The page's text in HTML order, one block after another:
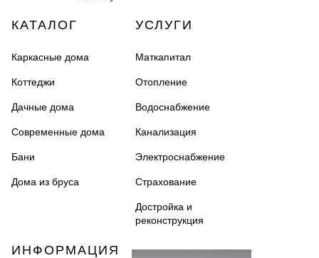
КАТАЛОГ
Каркасные дома
Коттеджи
Дачные дома
Современные дома
Бани
Дома из бруса
УСЛУГИ
Маткапитал
Отопление
Водоснабжение
Канализация
Электроснабжение
Страхование
Достройка и
реконструкция
ИНФОРМАЦИЯ